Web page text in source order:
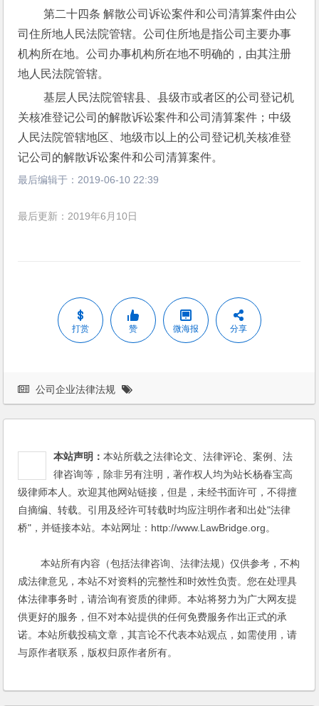
第二十四条 解散公司诉讼案件和公司清算案件由公
司住所地人民法院管辖。公司住所地是指公司主要办事
机构所在地。公司办事机构所在地不明确的，由其注册
地人民法院管辖。
基层人民法院管辖县、县级市或者区的公司登记机
关核准登记公司的解散诉讼案件和公司清算案件；中级
人民法院管辖地区、地级市以上的公司登记机关核准登
记公司的解散诉讼案件和公司清算案件。
最后编辑于： 2019-06-10 22:39
最后更新：2019年6月10日
打赏 赞 微海报 分享
公司企业法律法规
本站声明：本站所载之法律论文、法律评论、案例、法
律咨询等，除非另有注明，著作权人均为站长杨春宝高
级律师本人。欢迎其他网站链接，但是，未经书面许可，不得擅
自摘编、转载。引用及经许可转载时均应注明作者和出处"法律
桥"，并链接本站。本站网址：http://www.LawBridge.org。
本站所有内容（包括法律咨询、法律法规）仅供参考，不构
成法律意见，本站不对资料的完整性和时效性负责。您在处理具
体法律事务时，请洽询有资质的律师。本站将努力为广大网友提
供更好的服务，但不对本站提供的任何免费服务作出正式的承
诺。本站所载投稿文章，其言论不代表本站观点，如需使用，请
与原作者联系，版权归原作者所有。